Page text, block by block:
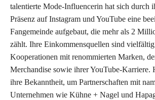
talentierte Mode-Influencerin hat sich durch
Präsenz auf Instagram und YouTube eine
Fangemeinde aufgebaut, die mehr als 2
zählt. Ihre Einkommensquellen sind vielfältig
Kooperationen mit renommierten Marken,
Merchandise sowie ihrer YouTube-Karriere.
ihre Bekanntheit, um Partnerschaften mit
Unternehmen wie Kühne + Nagel und